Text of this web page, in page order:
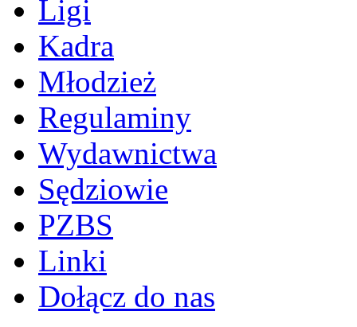
Ligi
Kadra
Młodzież
Regulaminy
Wydawnictwa
Sędziowie
PZBS
Linki
Dołącz do nas